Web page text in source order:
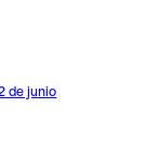
de junio